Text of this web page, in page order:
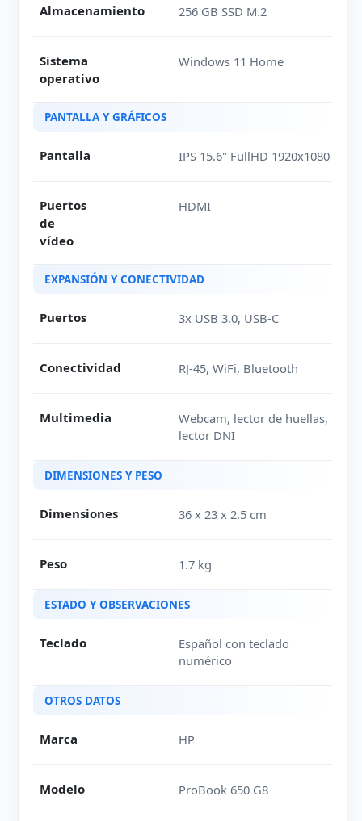
Almacenamiento 256 GB SSD M.2
Sistema
operativo
Windows 11 Home
PANTALLA Y GRÁFICOS
Pantalla IPS 15.6" FullHD 1920x1080
Puertos
de
vídeo
HDMI
EXPANSIÓN Y CONECTIVIDAD
Puertos 3x USB 3.0, USB-C
Conectividad RJ-45, WiFi, Bluetooth
Multimedia
Webcam, lector de huellas,
lector DNI
DIMENSIONES Y PESO
Dimensiones 36 x 23 x 2.5 cm
Peso 1.7 kg
ESTADO Y OBSERVACIONES
Teclado
Español con teclado
numérico
OTROS DATOS
Marca HP
Modelo ProBook 650 G8